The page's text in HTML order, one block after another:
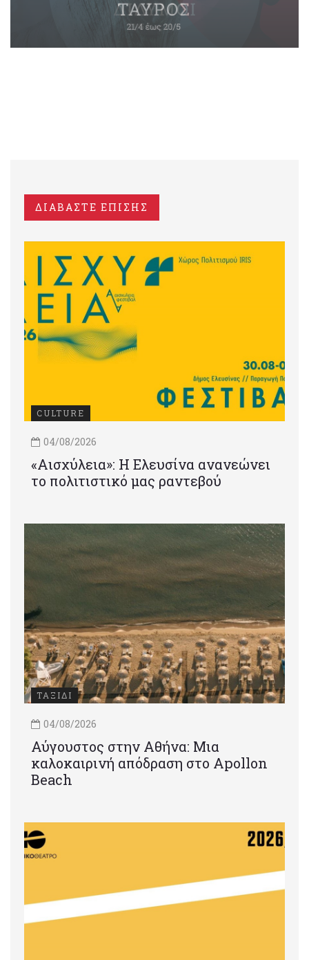
ΔΙΑΒΑΣΤΕ ΕΠΙΣΗΣ
CULTURE
04/08/2026
«Αισχύλεια»: Η Ελευσίνα ανανεώνει
το πολιτιστικό μας ραντεβού
ΤΑΞΙΔΙ
04/08/2026
Αύγουστος στην Αθήνα: Μια
καλοκαιρινή απόδραση στο Apollon
Beach